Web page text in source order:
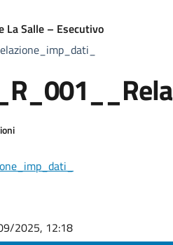
Salle – Esecutivo
2025, 12:18